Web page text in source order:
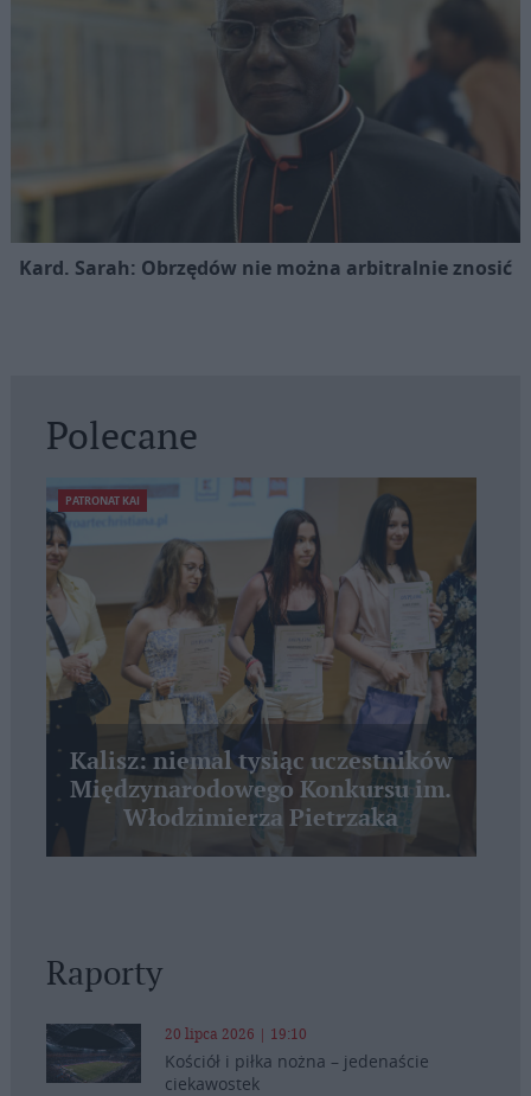
Kard. Sarah: Obrzędów nie można arbitralnie znosić
Polecane
PATRONAT KAI
Kalisz: niemal tysiąc uczestników
Międzynarodowego Konkursu im.
Włodzimierza Pietrzaka
Raporty
20 lipca 2026 | 19:10
Kościół i piłka nożna – jedenaście
ciekawostek